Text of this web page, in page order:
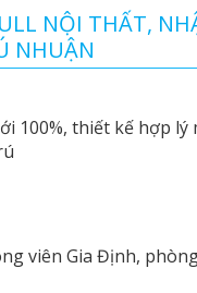
NỘI THẤT,
NHUẬN
100%, thiết kế hợp
viên Gia Định,